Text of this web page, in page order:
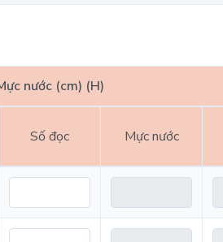
nước (cm) (H)
Số đọc Mực nước